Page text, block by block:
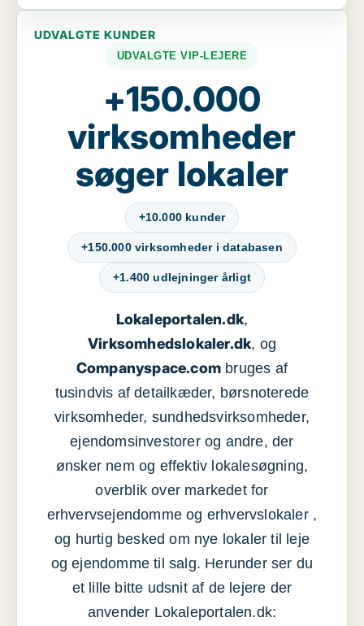
UDVALGTE KUNDER
UDVALGTE VIP-LEJERE
+150.000
virksomheder
søger lokaler
+10.000 kunder
+150.000 virksomheder i databasen
+1.400 udlejninger årligt
Lokaleportalen.dk,
Virksomhedslokaler.dk, og
Companyspace.com bruges af
tusindvis af detailkæder, børsnoterede
virksomheder, sundhedsvirksomheder,
ejendomsinvestorer og andre, der
ønsker nem og effektiv lokalesøgning,
overblik over markedet for
erhvervsejendomme og erhvervslokaler ,
og hurtig besked om nye lokaler til leje
og ejendomme til salg. Herunder ser du
et lille bitte udsnit af de lejere der
anvender Lokaleportalen.dk: